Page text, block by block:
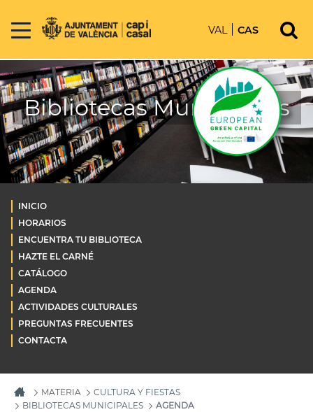
VAL CAS
Bibliotecas Municipales
INICIO
HORARIOS
ENCUENTRA TU BIBLIOTECA
HAZTE EL CARNÉ
CATÁLOGO
AGENDA
ACTIVIDADES CULTURALES
PREGUNTAS FRECUENTES
CONTACTA
MATERIA
CULTURA Y FIESTAS
BIBLIOTECAS MUNICIPALES
AGENDA